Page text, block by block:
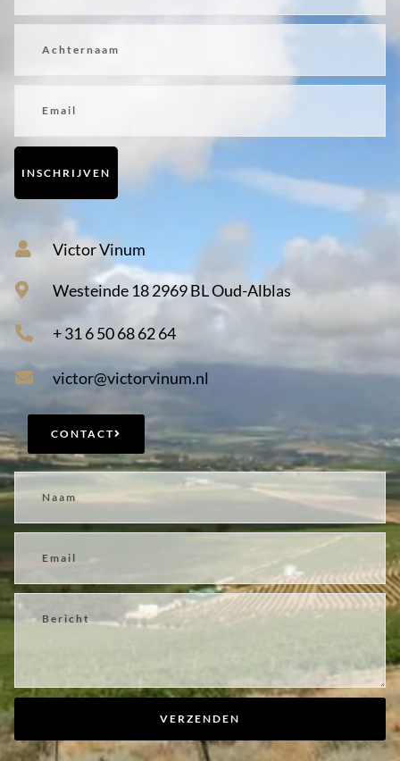
INSCHRIJVEN
Victor Vinum
Westeinde 18 2969 BL Oud-Alblas
+ 31 6 50 68 62 64
victor@victorvinum.nl
CONTACT
VERZENDEN